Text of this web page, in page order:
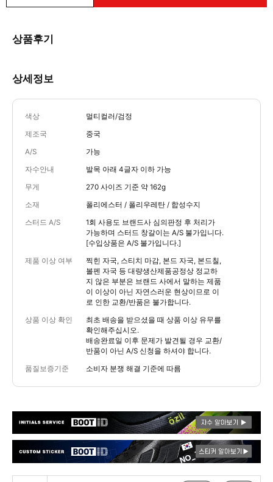
상품후기
상세정보
색상 멀티컬러/검정
제조국 중국
A/S 가능
자수안내 발목 아래 4글자 이하 가능
무게 270 사이즈 기준 약 162g
소재 폴리에스터 / 폴리우레탄 / 합성수지
스터드 A/S
1회 사용도 브랜드사 심의판정 후 처리가
가능하며 스터드 창갈이는 A/S 불가입니다.
[수입상품은 A/S 불가입니다.]
제품 이상 여부
찍힌 자국, 스티치 마감, 본드 자국, 본드칠,
볼펜 자국 등 대량생산제품공정상 정교하
지 않은 부분은 브랜드 사에서 말하는 제품
이 이상이 아닌 자연스러운 현상이므로 이
로 인한 교환/반품은 불가합니다.
상품 이상 확인
최초 배송을 받으셨을 때 상품 이상 유무를
확인해주십시오.
배송완료일 이후 문제가 발견될 경우 교환/
반품이 아닌 A/S 신청을 하셔야 합니다.
품질보증기준 소비자 분쟁 해결 기준에 따름